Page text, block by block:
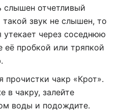
отчетливый
звук не слышен, то
утекает через соседнюю
её пробкой или тряпкой
прочистки чакр «Крот».
в чакру, залейте
воды и подождите.